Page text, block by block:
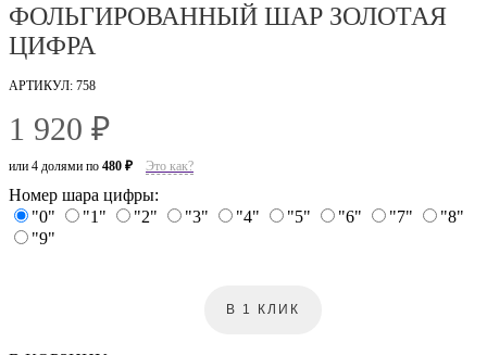
ФОЛЬГИРОВАННЫЙ ШАР ЗОЛОТАЯ
ЦИФРА
АРТИКУЛ: 758
1 920 ₽
или 4 долями по 480 ₽ Это как?
Номер шара цифры:
"0"
"1" "2" "3" "4" "5" "6" "7"
"8"
"9"
В 1 КЛИК